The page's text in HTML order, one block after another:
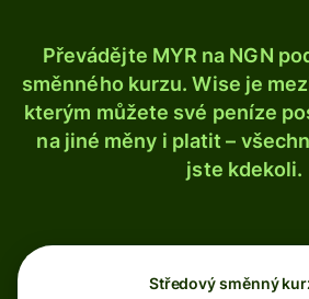
Převádějte MYR na NGN
směnného kurzu. Wise je
kterým můžete své peníze
na jiné měny i platit –
jste kdekoli.
Středový směnný